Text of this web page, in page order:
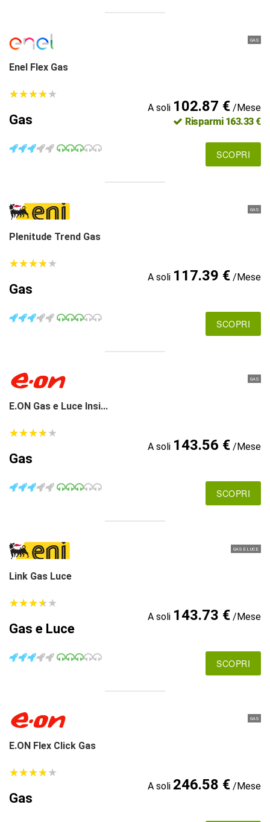
GAS
Enel Flex Gas
★★★★★
★★★★★
Gas
A soli 102.87 €/Mese
Risparmi 163.33 €
SCOPRI
GAS
Plenitude Trend Gas
★★★★★
★★★★★
Gas
A soli 117.39 €/Mese
SCOPRI
GAS
E.ON Gas e Luce Insi...
★★★★★
★★★★★
Gas
A soli 143.56 €/Mese
SCOPRI
GAS E LUCE
Link Gas Luce
★★★★★
★★★★★
Gas e Luce
A soli 143.73 €/Mese
SCOPRI
GAS
E.ON Flex Click Gas
★★★★★
★★★★★
Gas
A soli 246.58 €/Mese